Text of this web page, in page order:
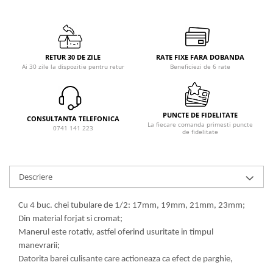
RETUR 30 DE ZILE
Ai 30 zile la dispozitie pentru retur
RATE FIXE FARA DOBANDA
Beneficiezi de 6 rate
CONSULTANTA TELEFONICA
0741 141 223
PUNCTE DE FIDELITATE
La fiecare comanda primesti puncte
de fidelitate
Descriere
Cu 4 buc. chei tubulare de 1/2: 17mm, 19mm, 21mm, 23mm;
Din material forjat si cromat;
Manerul este rotativ, astfel oferind usuritate in timpul
manevrarii;
Datorita barei culisante care actioneaza ca efect de parghie,